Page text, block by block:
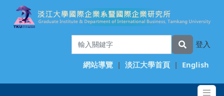
登入
網站導覽 | 淡江大學首頁 | English